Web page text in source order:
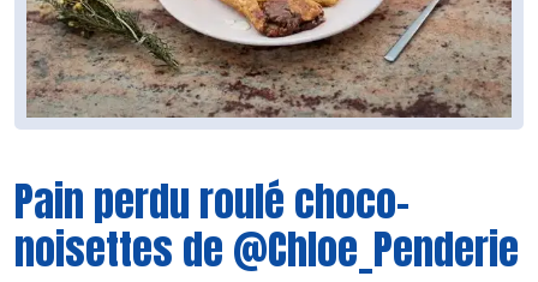
Pain perdu roulé choco-
noisettes de @Chloe_Penderie